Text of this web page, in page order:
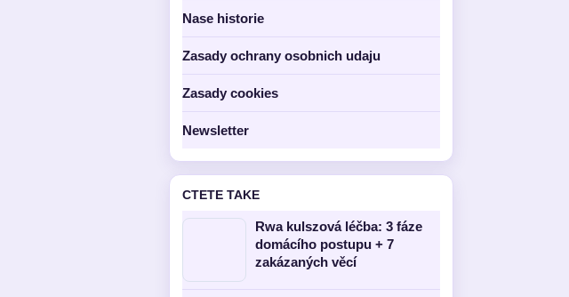
Nase historie
Zasady ochrany osobnich udaju
Zasady cookies
Newsletter
CTETE TAKE
Rwa kulszová léčba: 3 fáze
domácího postupu + 7
zakázaných věcí